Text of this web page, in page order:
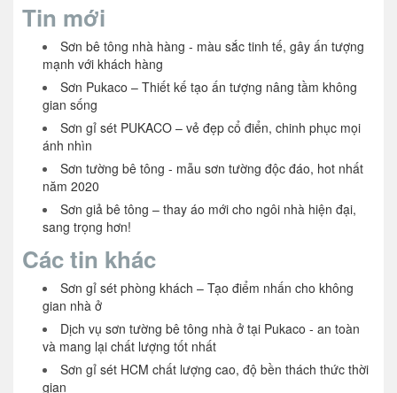
Tin mới
Sơn bê tông nhà hàng - màu sắc tinh tế, gây ấn tượng
mạnh với khách hàng
Sơn Pukaco – Thiết kế tạo ấn tượng nâng tầm không
gian sống
Sơn gỉ sét PUKACO – vẻ đẹp cổ điển, chinh phục mọi
ánh nhìn
Sơn tường bê tông - mẫu sơn tường độc đáo, hot nhất
năm 2020
Sơn giả bê tông – thay áo mới cho ngôi nhà hiện đại,
sang trọng hơn!
Các tin khác
Sơn gỉ sét phòng khách – Tạo điểm nhấn cho không
gian nhà ở
Dịch vụ sơn tường bê tông nhà ở tại Pukaco - an toàn
và mang lại chất lượng tốt nhất
Sơn gỉ sét HCM chất lượng cao, độ bền thách thức thời
gian